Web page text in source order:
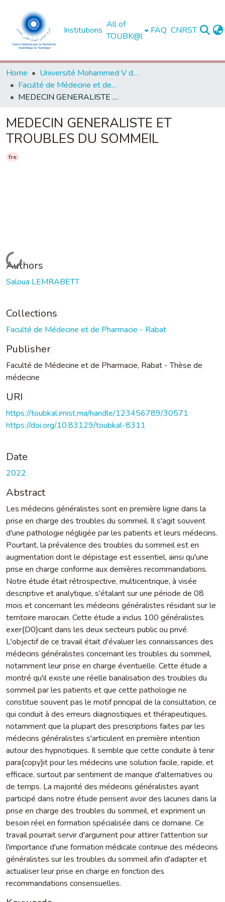
Institutions
All of
TOUBK@l
FAQ CNRST
Home
Université Mohammed V de Rabat
Faculté de Médecine et de Pharmacie - Rabat
MEDECIN GENERALISTE ET TROUBLES DU SOMMEIL
MEDECIN GENERALISTE ET
TROUBLES DU SOMMEIL
fre
Loading...
Authors
Saloua LEMRABETT
Collections
Faculté de Médecine et de Pharmacie - Rabat
Publisher
Faculté de Médecine et de Pharmacie, Rabat - Thèse de
médecine
URI
https://toubkal.imist.ma/handle/123456789/30571
https://doi.org/10.83129/toubkal-8311
Date
2022
Abstract
Les médecins généralistes sont en première ligne dans la
prise en charge des troubles du sommeil. Il s'agit souvent
d'une pathologie négligée par les patients et leurs médecins.
Pourtant, la prévalence des troubles du sommeil est en
augmentation dont le dépistage est essentiel, ainsi qu'une
prise en charge conforme aux dernières recommandations.
Notre étude était rétrospective, multicentrique, à visée
descriptive et analytique, s'étalant sur une période de 08
mois et concernant les médecins généralistes résidant sur le
territoire marocain. Cette étude a inclus 100 généralistes
exer{D0}cant dans les deux secteurs public ou privé.
L'objectif de ce travail était d'évaluer les connaissances des
médecins généralistes concernant les troubles du sommeil,
notamment leur prise en charge éventuelle. Cette étude a
montré qu'il existe une réelle banalisation des troubles du
sommeil par les patients et que cette pathologie ne
constitue souvent pas le motif principal de la consultation, ce
qui conduit à des erreurs diagnostiques et thérapeutiques,
notamment que la plupart des prescriptions faites par les
médecins généralistes s'articulent en première intention
autour des hypnotiques. Il semble que cette conduite à tenir
para{copy}it pour les médecins une solution facile, rapide, et
efficace, surtout par sentiment de manque d'alternatives ou
de temps. La majorité des médecins généralistes ayant
participé dans notre étude pensent avoir des lacunes dans la
prise en charge des troubles du sommeil, et expriment un
besoin réel en formation spécialisée dans ce domaine. Ce
travail pourrait servir d'argument pour attirer l'attention sur
l'importance d'une formation médicale continue des médecins
généralistes sur les troubles du sommeil afin d'adapter et
actualiser leur prise en charge en fonction des
recommandations consensuelles.